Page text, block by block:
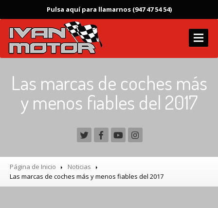
Pulsa aquí para llamarnos (947 47 54 54)
Instalaciones
SERVICIOS
Autogas
AUTOGAS
Las marcas de coches más
y menos fiables del 2017
Página de Inicio
Noticias
Las marcas de coches más y menos fiables del 2017